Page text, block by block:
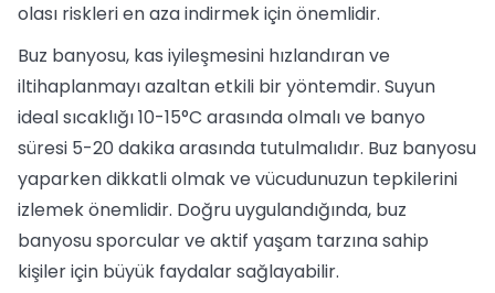
olası riskleri en aza indirmek için önemlidir.
Buz banyosu, kas iyileşmesini hızlandıran ve
iltihaplanmayı azaltan etkili bir yöntemdir. Suyun
ideal sıcaklığı 10-15°C arasında olmalı ve banyo
süresi 5-20 dakika arasında tutulmalıdır. Buz banyosu
yaparken dikkatli olmak ve vücudunuzun tepkilerini
izlemek önemlidir. Doğru uygulandığında, buz
banyosu sporcular ve aktif yaşam tarzına sahip
kişiler için büyük faydalar sağlayabilir.